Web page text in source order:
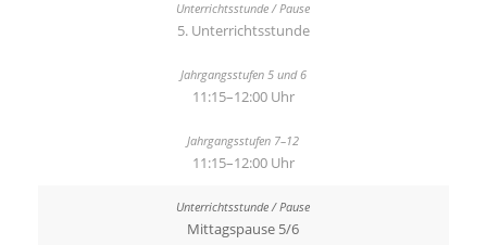
5. Unterrichtsstunde
11:15–12:00 Uhr
11:15–12:00 Uhr
Mittagspause 5/6